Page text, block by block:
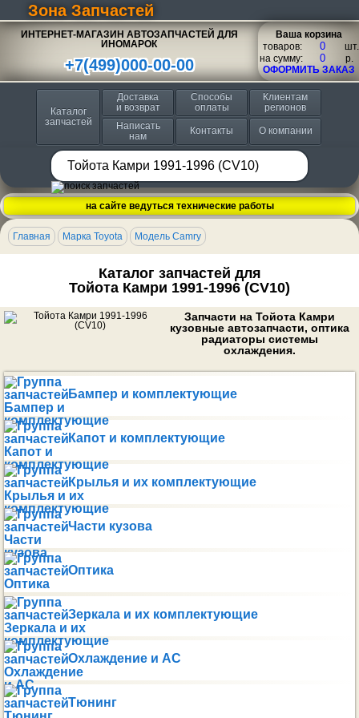
Зона Запчастей
ИНТЕРНЕТ-МАГАЗИН АВТОЗАПЧАСТЕЙ ДЛЯ
ИНОМАРОК
+7(499)000-00-00
Ваша корзина
товаров:
шт.
на сумму:
p.
ОФОРМИТЬ ЗАКАЗ
Каталог
запчастей
Доставка
и возврат
Способы
оплаты
Клиентам
регионов
Написать
нам
Контакты О компании
на сайте ведуться технические работы
Главная Марка Toyota Модель Camry
Каталог запчастей для
Тойота Камри 1991-1996 (CV10)
Запчасти на Тойота Камри
кузовные автозапчасти, оптика
радиаторы системы
охлаждения.
Бампер и комплектующие
Капот и комплектующие
Крылья и их комплектующие
Части кузова
Оптика
Зеркала и их комплектующие
Охлаждение и AC
Тюнинг